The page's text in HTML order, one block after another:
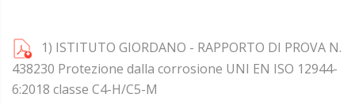
1) ISTITUTO GIORDANO - RAPPORTO DI PROVA N.
438230 Protezione dalla corrosione UNI EN ISO 12944-
6:2018 classe C4-H/C5-M